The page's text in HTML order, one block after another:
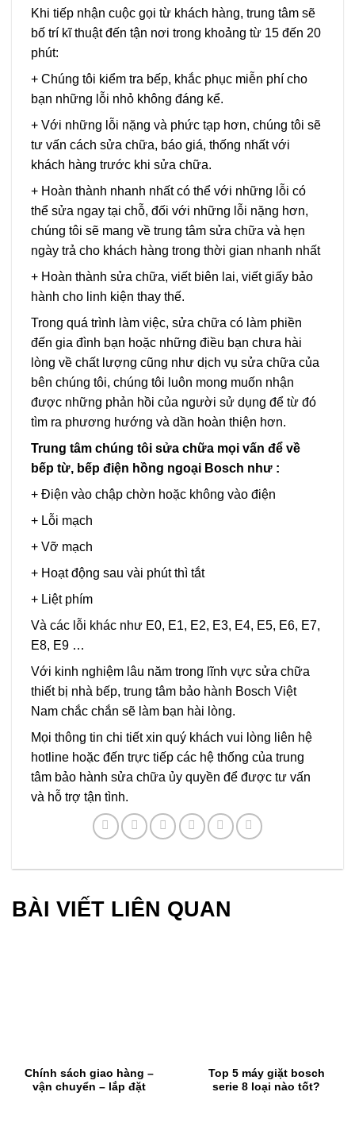
Khi tiếp nhận cuộc gọi từ khách hàng, trung tâm sẽ
bố trí kĩ thuật đến tận nơi trong khoảng từ 15 đến 20
phút:
+ Chúng tôi kiểm tra bếp, khắc phục miễn phí cho
bạn những lỗi nhỏ không đáng kể.
+ Với những lỗi nặng và phức tạp hơn, chúng tôi sẽ
tư vấn cách sửa chữa, báo giá, thống nhất với
khách hàng trước khi sửa chữa.
+ Hoàn thành nhanh nhất có thể với những lỗi có
thể sửa ngay tại chỗ, đối với những lỗi nặng hơn,
chúng tôi sẽ mang về trung tâm sửa chữa và hẹn
ngày trả cho khách hàng trong thời gian nhanh nhất
+ Hoàn thành sửa chữa, viết biên lai, viết giấy bảo
hành cho linh kiện thay thế.
Trong quá trình làm việc, sửa chữa có làm phiền
đến gia đình bạn hoặc những điều bạn chưa hài
lòng về chất lượng cũng như dịch vụ sửa chữa của
bên chúng tôi, chúng tôi luôn mong muốn nhận
được những phản hồi của người sử dụng để từ đó
tìm ra phương hướng và dần hoàn thiện hơn.
Trung tâm chúng tôi sửa chữa mọi vấn để về
bếp từ, bếp điện hồng ngoại Bosch như :
+ Điện vào chập chờn hoặc không vào điện
+ Lỗi mạch
+ Vỡ mạch
+ Hoạt động sau vài phút thì tắt
+ Liệt phím
Và các lỗi khác như E0, E1, E2, E3, E4, E5, E6, E7,
E8, E9 …
Với kinh nghiệm lâu năm trong lĩnh vực sửa chữa
thiết bị nhà bếp, trung tâm bảo hành Bosch Việt
Nam chắc chắn sẽ làm bạn hài lòng.
Mọi thông tin chi tiết xin quý khách vui lòng liên hệ
hotline hoặc đến trực tiếp các hệ thống của trung
tâm bảo hành sửa chữa ủy quyền để được tư vấn
và hỗ trợ tận tình.
BÀI VIẾT LIÊN QUAN
Chính sách giao hàng –
vận chuyển – lắp đặt
Top 5 máy giặt bosch
serie 8 loại nào tốt?